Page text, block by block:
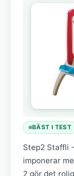
BÄST I TEST
Step2 Staffli
imponerar
2 gör det